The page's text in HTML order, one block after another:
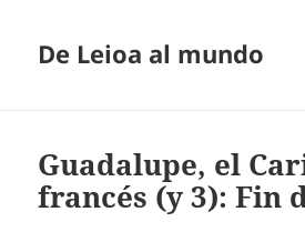
De Leioa al mundo
Guadalupe, el
francés (y 3): Fin